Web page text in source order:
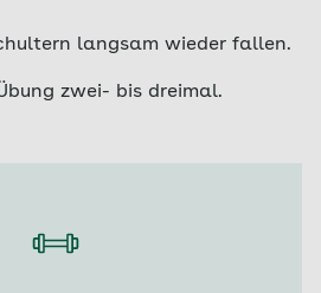
langsam wieder fallen.
zwei- bis dreimal.